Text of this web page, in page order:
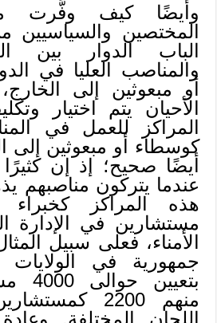
وأيضًا كيف وفَّرت
المختصين والسياسيين
الباب الدوار بين
والمناصب العليا في
أو مبعوثين إلى
الأحيان يتم اختيار
المراكز للعمل في
كوسطاء أو مبعوثين إلى
أيضًا صحيح؛ إذ إن
عندما يتركون مناصبهم
هذه المراكز كخبراء
مستشارين في الإدارة
الأمناء، فعلى سبيل
جمهورية في الولايات
منهم 2200
اللجان المختلفة.